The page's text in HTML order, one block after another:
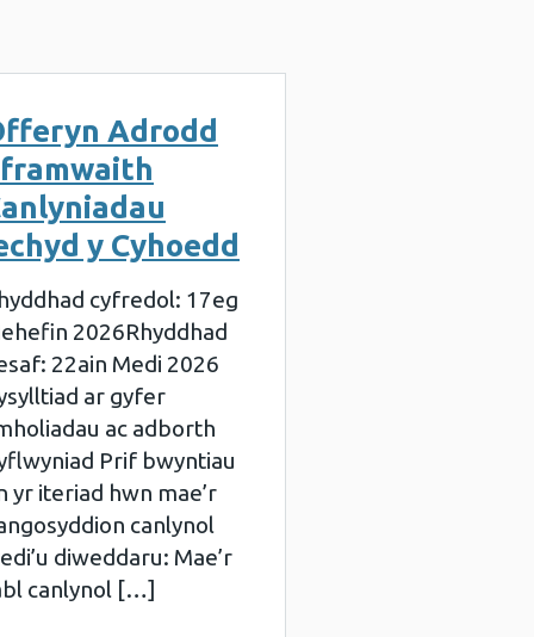
Adrodd
y Cyhoedd
cyfredol: 17eg
2026Rhyddhad
22ain Medi 2026
ar gyfer
ac adborth
Prif bwyntiau
yr iteriad hwn mae’r
canlynol
diweddaru: Mae’r
canlynol […]